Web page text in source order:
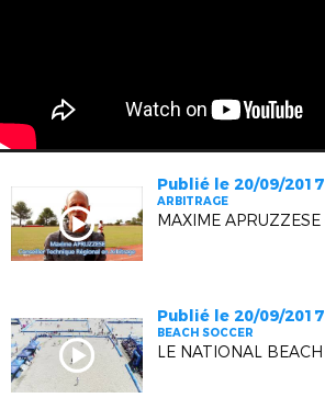
Publié le 20/09/2017
ARBITRAGE
Publié le 20/09/2017
BEACH SOCCER